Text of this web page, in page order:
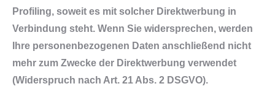
Profiling, soweit es mit solcher Direktwerbung in
Verbindung steht. Wenn Sie widersprechen, werden
Ihre personenbezogenen Daten anschließend nicht
mehr zum Zwecke der Direktwerbung verwendet
(Widerspruch nach Art. 21 Abs. 2 DSGVO).